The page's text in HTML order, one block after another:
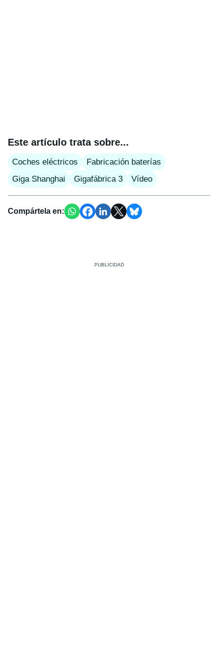
Este artículo trata sobre...
Coches eléctricos
Fabricación baterías
Giga Shanghai
Gigafábrica 3 Vídeo
Compártela en: